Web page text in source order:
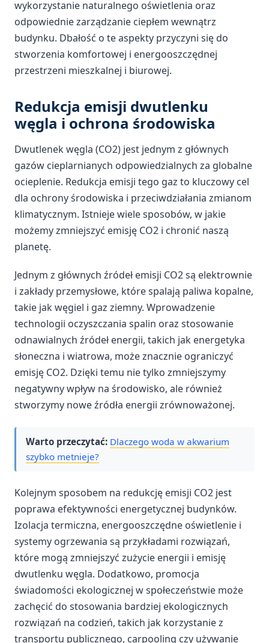
wykorzystanie naturalnego oświetlenia oraz
odpowiednie zarządzanie ciepłem wewnątrz
budynku. Dbałość o te aspekty przyczyni się do
stworzenia komfortowej i energooszczędnej
przestrzeni mieszkalnej i biurowej.
Redukcja emisji dwutlenku
węgla i ochrona środowiska
Dwutlenek węgla (CO2) jest jednym z głównych
gazów cieplarnianych odpowiedzialnych za globalne
ocieplenie. Redukcja emisji tego gaz to kluczowy cel
dla ochrony środowiska i przeciwdziałania zmianom
klimatycznym. Istnieje wiele sposobów, w jakie
możemy zmniejszyć emisję CO2 i chronić naszą
planetę.
Jednym z głównych źródeł emisji CO2 są elektrownie
i zakłady przemysłowe, które spalają paliwa kopalne,
takie jak węgiel i gaz ziemny. Wprowadzenie
technologii oczyszczania spalin oraz stosowanie
odnawialnych źródeł energii, takich jak energetyka
słoneczna i wiatrowa, może znacznie ograniczyć
emisję CO2. Dzięki temu nie tylko zmniejszymy
negatywny wpływ na środowisko, ale również
stworzymy nowe źródła energii zrównoważonej.
Warto przeczytać: Dlaczego woda w akwarium
szybko metnieje?
Kolejnym sposobem na redukcję emisji CO2 jest
poprawa efektywności energetycznej budynków.
Izolacja termiczna, energooszczędne oświetlenie i
systemy ogrzewania są przykładami rozwiązań,
które mogą zmniejszyć zużycie energii i emisję
dwutlenku węgla. Dodatkowo, promocja
świadomości ekologicznej w społeczeństwie może
zachęcić do stosowania bardziej ekologicznych
rozwiązań na codzień, takich jak korzystanie z
transportu publicznego, carpooling czy używanie